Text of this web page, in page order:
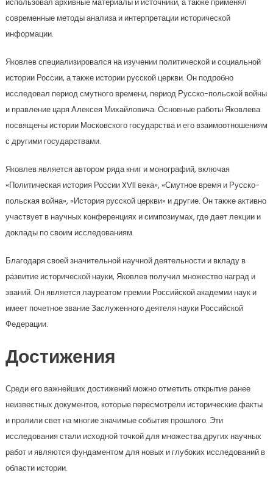
современные методы анализа и интерпретации исторической
информации.
Яковлев специализировался на изучении политической и социальной
истории России, а также истории русской церкви. Он подробно
исследовал период смутного времени, период Русско-польской войны
и правление царя Алексея Михайловича. Основные работы Яковлева
посвящены истории Московского государства и его взаимоотношениям
с другими государствами.
Яковлев является автором ряда книг и монографий, включая
«Политическая история России XVII века», «Смутное время и Русско-
польская война», «История русской церкви» и другие. Он также активно
участвует в научных конференциях и симпозиумах, где дает лекции и
доклады по своим исследованиям.
Благодаря своей значительной научной деятельности и вкладу в
развитие исторической науки, Яковлев получил множество наград и
званий. Он является лауреатом премии Российской академии наук и
имеет почетное звание Заслуженного деятеля науки Российской
Федерации.
Достижения
Среди его важнейших достижений можно отметить открытие ранее
неизвестных документов, которые пересмотрели исторические факты
и пролили свет на многие значимые события прошлого. Эти
исследования стали исходной точкой для множества других научных
работ и являются фундаментом для новых и глубоких исследований в
области истории.